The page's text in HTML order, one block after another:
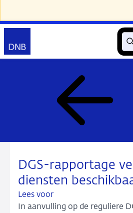
DGS-rapportage
diensten
Lees voor
In aanvulling op de reguliere